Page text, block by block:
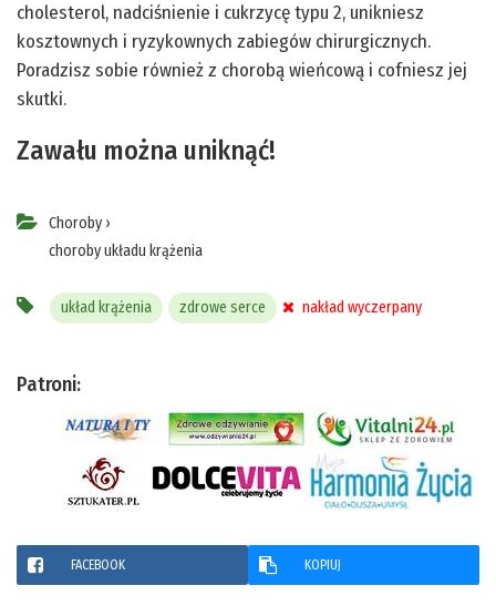
cholesterol, nadciśnienie i cukrzycę typu 2, unikniesz
kosztownych i ryzykownych zabiegów chirurgicznych.
Poradzisz sobie również z chorobą wieńcową i cofniesz jej
skutki.
Zawału można uniknąć!
Choroby ›
choroby układu krążenia
układ krążenia zdrowe serce nakład wyczerpany
Patroni:
FACEBOOK KOPIUJ